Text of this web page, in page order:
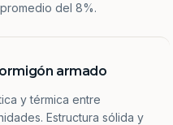
del 8%.
armado
y térmica entre
Estructura sólida y